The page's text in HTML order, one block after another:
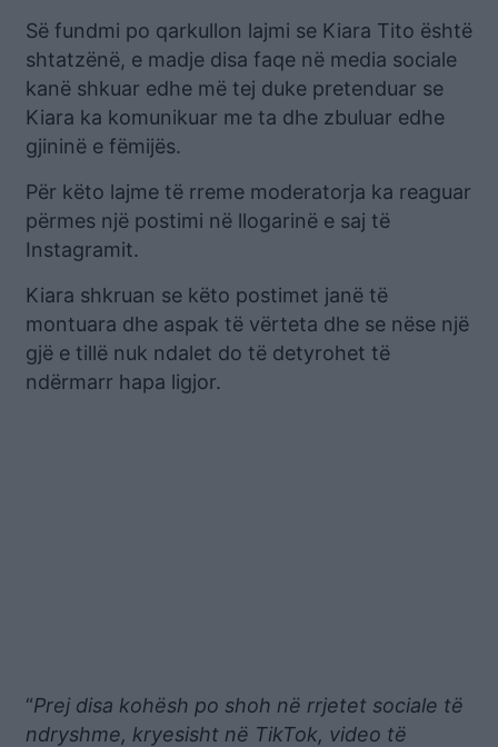
Së fundmi po qarkullon lajmi se Kiara Tito është
shtatzënë, e madje disa faqe në media sociale
kanë shkuar edhe më tej duke pretenduar se
Kiara ka komunikuar me ta dhe zbuluar edhe
gjininë e fëmijës.
Për këto lajme të rreme moderatorja ka reaguar
përmes një postimi në llogarinë e saj të
Instagramit.
Kiara shkruan se këto postimet janë të
montuara dhe aspak të vërteta dhe se nëse një
gjë e tillë nuk ndalet do të detyrohet të
ndërmarr hapa ligjor.
“Prej disa kohësh po shoh në rrjetet sociale të
ndryshme, kryesisht në TikTok, video të